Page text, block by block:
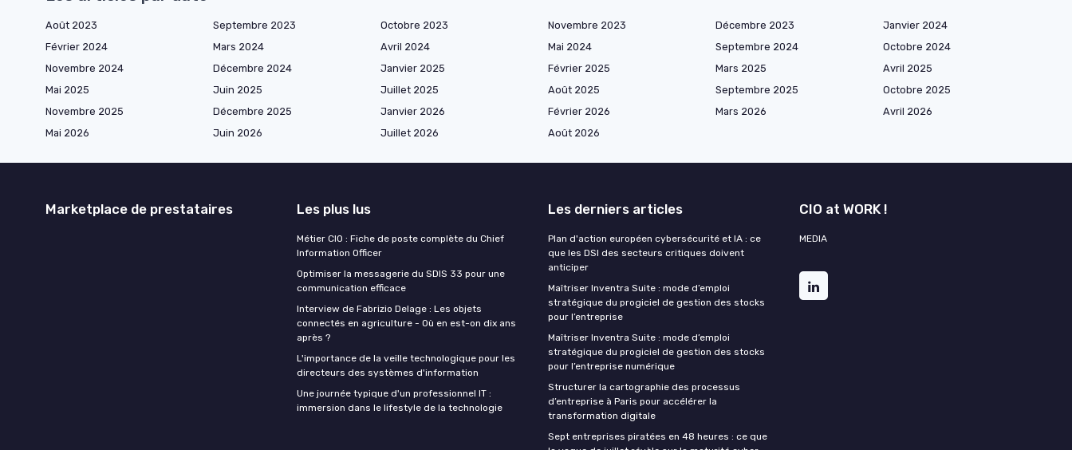
Août 2023 Septembre 2023 Octobre 2023 Novembre 2023 Décembre 2023
Janvier 2024
Février 2024
Mars 2024 Avril 2024 Mai 2024 Septembre 2024
Octobre 2024
Novembre 2024
Décembre 2024 Janvier 2025 Février 2025 Mars 2025
Avril 2025
Mai 2025
Juin 2025 Juillet 2025 Août 2025 Septembre 2025
Octobre 2025
Novembre 2025
Décembre 2025 Janvier 2026 Février 2026 Mars 2026
Avril 2026
Mai 2026
Juin 2026 Juillet 2026 Août 2026
Marketplace de prestataires Les plus lus
Métier CIO : Fiche de poste complète du Chief
Information Officer
Optimiser la messagerie du SDIS 33 pour une
communication efficace
Interview de Fabrizio Delage : Les objets
connectés en agriculture - Où en est-on dix ans
après ?
L'importance de la veille technologique pour les
directeurs des systèmes d'information
Une journée typique d'un professionnel IT :
immersion dans le lifestyle de la technologie
Les derniers articles
Plan d'action européen cybersécurité et IA : ce
que les DSI des secteurs critiques doivent
anticiper
Maîtriser Inventra Suite : mode d’emploi
stratégique du progiciel de gestion des stocks
pour l’entreprise
Maîtriser Inventra Suite : mode d’emploi
stratégique du progiciel de gestion des stocks
pour l’entreprise numérique
Structurer la cartographie des processus
d’entreprise à Paris pour accélérer la
transformation digitale
Sept entreprises piratées en 48 heures : ce que
CIO at WORK !
MEDIA